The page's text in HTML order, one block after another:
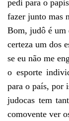
pedi para o papis
fazer junto mas
Bom, judô é um
certeza um dos
se eu não me
o esporte
para o país, por
judocas tem
comovente ver